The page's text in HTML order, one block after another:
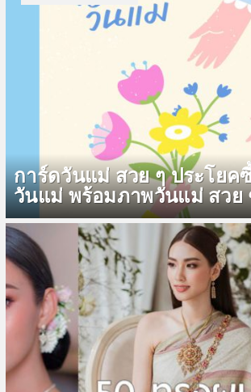
การ์ดวันแม่ สวย ๆ ประโยค
วันแม่ พร้อมภาพวันแม่ สวย